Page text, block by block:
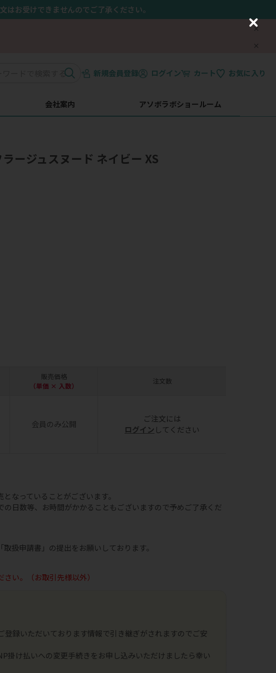
はお受けできませんのでご了承ください。
新規会員登録 ログイン カート お気に入り
会社案内 アソボラボショールーム
ージュスヌード ネイビー XS
販売価格
（単価 × 入数）
注文数
会員のみ公開
ご注文には
ログイン してください
なっていることがございます。
日数等、お時間がかかることもございますので予めご了承くだ
扱申請書」の提出をお願いしております。
い。（お取引先様以外）
録いただいております情報で引き継ぎがされますのでご安
掛け払いへの変更手続きをお申し込みいただけましたら幸い
C
o